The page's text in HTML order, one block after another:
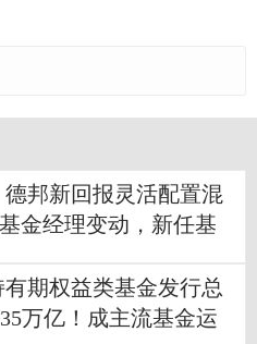
德邦新回报灵活配置混
金经理变动，新任基
期权益类基金发行总
万亿！成主流基金运